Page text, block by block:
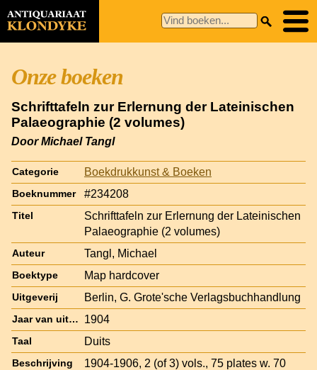
Onze boeken
Schrifttafeln zur Erlernung der Lateinischen
Palaeographie (2 volumes)
Door Michael Tangl
Categorie Boekdrukkunst & Boeken
Boeknummer #234208
Titel
Schrifttafeln zur Erlernung der Lateinischen
Palaeographie (2 volumes)
Auteur Tangl, Michael
Boektype Map hardcover
Uitgeverij Berlin, G. Grote'sche Verlagsbuchhandlung
Jaar van uitgave 1904
Taal Duits
Beschrijving
1904-1906, 2 (of 3) vols., 75 plates w. 70